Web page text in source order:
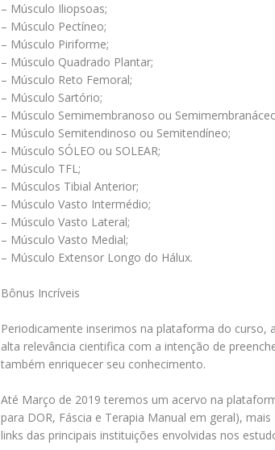
– Músculo Iliopsoas;
– Músculo Pectíneo;
– Músculo Piriforme;
– Músculo Quadrado Plantar;
– Músculo Reto Femoral;
– Músculo Sartório;
– Músculo Semimembranoso ou
– Músculo Semitendinoso ou Semitendíneo;
– Músculo SÓLEO ou SOLEAR;
– Músculo TFL;
– Músculos Tibial Anterior;
– Músculo Vasto Intermédio;
– Músculo Vasto Lateral;
– Músculo Vasto Medial;
– Músculo Extensor Longo do Hálux.
Bônus Incríveis
Periodicamente inserimos na plataforma do curso,
alta relevância cientifica com a intenção de
também enriquecer seu conhecimento.
Até Março de 2019 teremos um acervo na
para DOR, Fáscia e Terapia Manual em geral),
links das principais instituições envolvidas nos